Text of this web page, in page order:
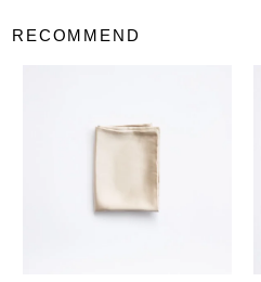
RECOMMEND